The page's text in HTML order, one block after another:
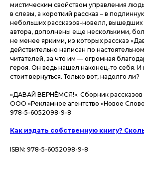
мистическим свойством управления
в слезы, а короткий рассказ – в
небольших рассказов-новелл, вышедших
автора, дополнены еще несколькими,
не менее яркими, из которых рассказ
действительно написан по
читателей, за что им — огромная
героя. Он ведь нашел наконец-то себя. И
стоит вернуться. Только вот, надолго ли?
«ДАВАЙ ВЕРНЁМСЯ!». Сборник
ООО «Рекламное агентство «Новое
978-5-6052098-9-8
Как издать собственную книгу?
ISBN: 978-5-6052098-9-8